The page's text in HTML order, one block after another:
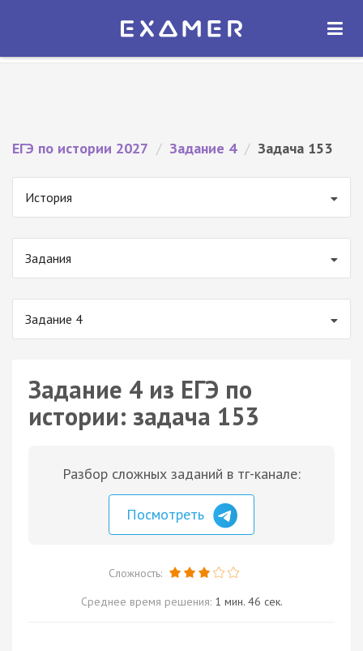
Экзамер — ЕГЭ 2027
ОТКРЫТЬ
ЕГЭ по истории 2027 / Задание 4 / Задача 153
История
Задания
Задание 4
Задание 4 из ЕГЭ по
истории: задача 153
Разбор сложных заданий в тг-канале:
Посмотреть
Сложность:
Среднее время решения: 1 мин. 46 сек.